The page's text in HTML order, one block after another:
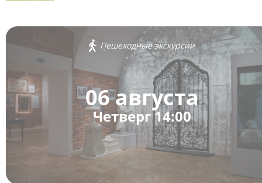
Пешеходные экскурсии
06 августа
Четверг 14:00